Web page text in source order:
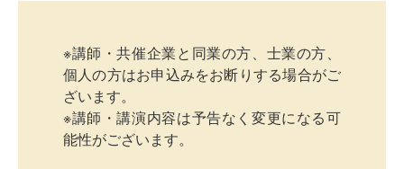
※講師・共催企業と同業の方、士業の方、
個人の方はお申込みをお断りする場合がご
ざいます。
※講師・講演内容は予告なく変更になる可
能性がございます。